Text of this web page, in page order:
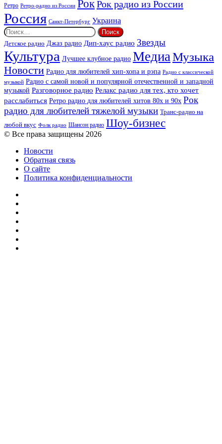
Ретро Ретро-радио из России РокРок радио из России
Россия Санкт-Петербург Украина
Найти:
Детское радио Джаз радио Дип-хаус радио Звезды
Культура Лучшее клубное радио МедиаМузыка
Новости Радио для любителей хип-хопа и рэпа Радио с классической
музыкой Радио с самой новой и популярной отечественной и западной
музыкой Разговорное радио Релакс радио для тех, кто хочет
расслабиться Ретро радио для любителей хитов 80х и 90х Рок
радио для любителей тяжелой музыки Транс-радио на
любой вкус Фолк радио Шансон радио Шоу-бизнес
© Все права защищены 2026
Новости
Обратная связь
О сайте
Политика конфиденциальности